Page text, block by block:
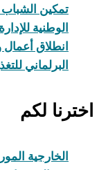
تمكين الشباب
الوطنية
انطلاق
البرلماني
اخترنا لكم
الخارجية